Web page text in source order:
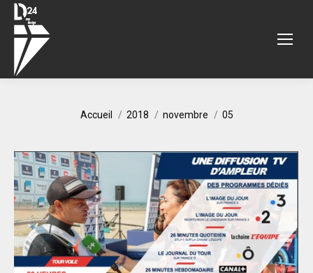
Accueil 2018 novembre 05